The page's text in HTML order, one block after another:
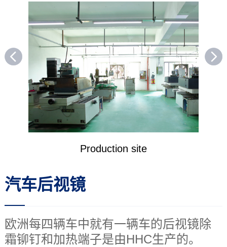
Production site
汽车后视镜
欧洲每四辆车中就有一辆车的后视镜除
霜铆钉和加热端子是由HHC生产的。